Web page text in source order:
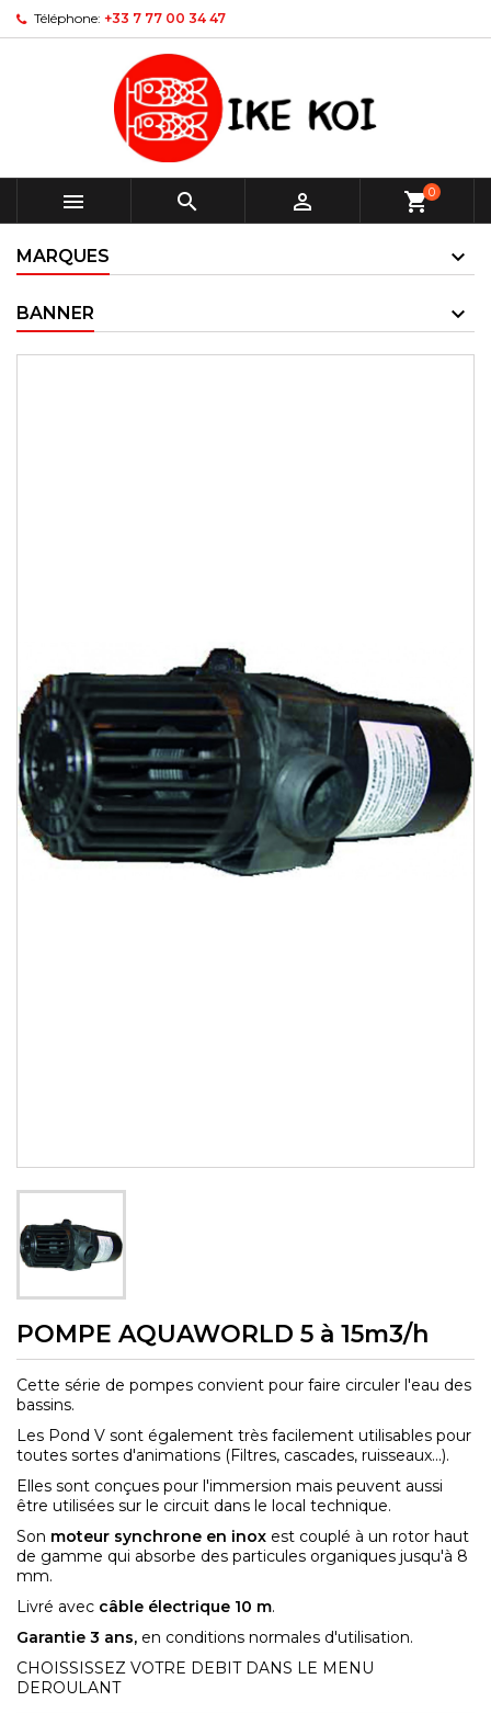
Téléphone: +33 7 77 00 34 47
   shopping_cart0
MARQUES
BANNER
POMPE AQUAWORLD 5 à 15m3/h
Cette série de pompes convient pour faire circuler l'eau des
bassins.
Les Pond V sont également très facilement utilisables pour
toutes sortes d'animations (Filtres, cascades, ruisseaux...).
Elles sont conçues pour l'immersion mais peuvent aussi
être utilisées sur le circuit dans le local technique.
Son moteur synchrone en inox est couplé à un rotor haut
de gamme qui absorbe des particules organiques jusqu'à 8
mm.
Livré avec câble électrique 10 m.
Garantie 3 ans, en conditions normales d'utilisation.
CHOISSISSEZ VOTRE DEBIT DANS LE MENU
DEROULANT